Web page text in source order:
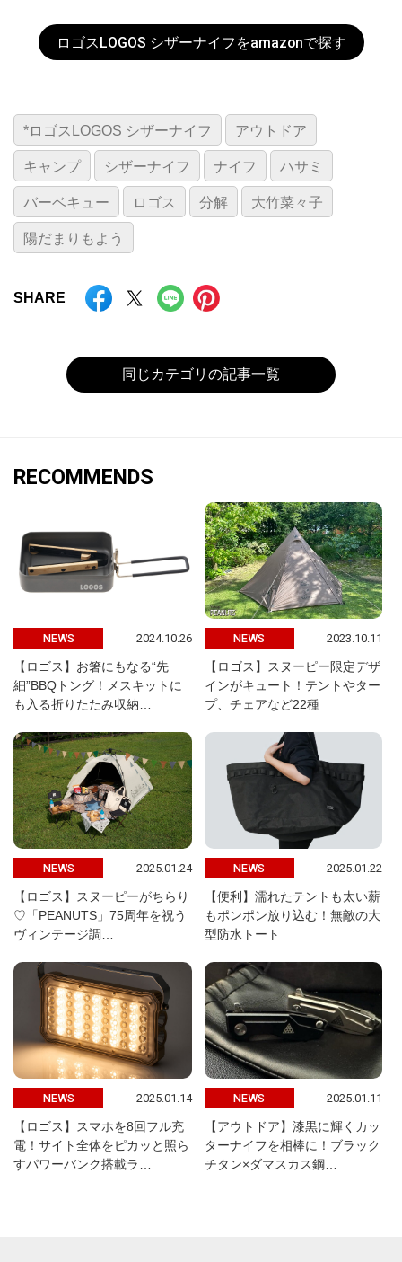
ロゴスLOGOS シザーナイフをamazonで探す
*ロゴスLOGOS シザーナイフ アウトドア
キャンプ シザーナイフ ナイフ ハサミ
バーベキュー ロゴス 分解 大竹菜々子
陽だまりもよう
SHARE
同じカテゴリの記事一覧
RECOMMENDS
NEWS 2024.10.26
【ロゴス】お箸にもなる“先
細”BBQトング！メスキットに
も入る折りたたみ収納…
NEWS 2023.10.11
【ロゴス】スヌーピー限定デザ
インがキュート！テントやター
プ、チェアなど22種
NEWS 2025.01.24
【ロゴス】スヌーピーがちらり
♡「PEANUTS」75周年を祝う
ヴィンテージ調…
NEWS 2025.01.22
【便利】濡れたテントも太い薪
もポンポン放り込む！無敵の大
型防水トート
NEWS 2025.01.14
【ロゴス】スマホを8回フル充
電！サイト全体をピカッと照ら
すパワーバンク搭載ラ…
NEWS 2025.01.11
【アウトドア】漆黒に輝くカッ
ターナイフを相棒に！ブラック
チタン×ダマスカス鋼…